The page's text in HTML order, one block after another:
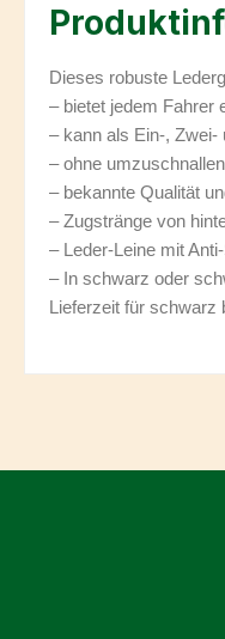
Dieses robuste
– bietet jedem Fahrer
– kann als Ein-,
– ohne
– bekannte Qualität
– Zugstränge von
– Leder-Leine mit
– In schwarz oder
Lieferzeit für schwarz